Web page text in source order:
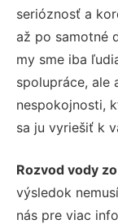
serióznosť a
až po samotné
my sme iba
spolupráce, ale
nespokojnosti,
sa ju vyriešiť k
Rozvod vody
výsledok
nás pre viac